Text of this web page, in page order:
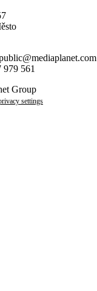
979 561
Group
settings